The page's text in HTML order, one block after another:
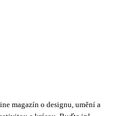
magazín o designu, umění a